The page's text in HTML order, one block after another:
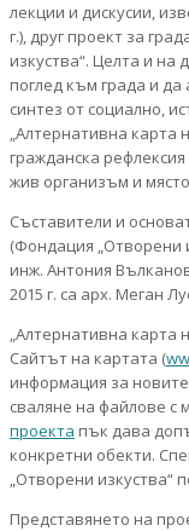
лекции и дискусии,
г.), друг проект за
изкуства“. Целта и
поглед към града и
синтез от социално,
„Алтернативна карта
гражданска
жив организъм и
Съставители и
(Фондация „Отворени
инж. Антония
2015 г. са арх. Меган
„Алтернативна карта
Сайтът на картата (
информация за
сваляне на файлове с
проекта пък дава
конкретни обекти.
„Отворени изкуства“
Представянето на